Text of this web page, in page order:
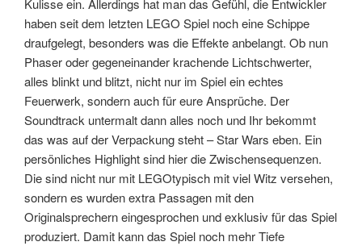
Kulisse ein. Allerdings hat man das Gefühl, die Entwickler
haben seit dem letzten LEGO Spiel noch eine Schippe
draufgelegt, besonders was die Effekte anbelangt. Ob nun
Phaser oder gegeneinander krachende Lichtschwerter,
alles blinkt und blitzt, nicht nur im Spiel ein echtes
Feuerwerk, sondern auch für eure Ansprüche. Der
Soundtrack untermalt dann alles noch und Ihr bekommt
das was auf der Verpackung steht – Star Wars eben. Ein
persönliches Highlight sind hier die Zwischensequenzen.
Die sind nicht nur mit LEGOtypisch mit viel Witz versehen,
sondern es wurden extra Passagen mit den
Originalsprechern eingesprochen und exklusiv für das Spiel
produziert. Damit kann das Spiel noch mehr Tiefe